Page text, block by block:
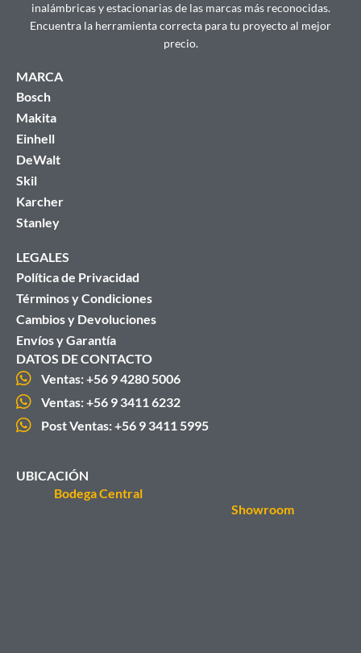
inalámbricas y estacionarias de las marcas más reconocidas.
Encuentra la herramienta correcta para tu proyecto al mejor
precio.
MARCA
Bosch
Makita
Einhell
DeWalt
Skil
Karcher
Stanley
LEGALES
Política de Privacidad
Términos y Condiciones
Cambios y Devoluciones
Envíos y Garantía
DATOS DE CONTACTO
Ventas: +56 9 4280 5006
Ventas: +56 9 3411 6232
Post Ventas: +56 9 3411 5995
UBICACIÓN
Bodega Central
Showroom